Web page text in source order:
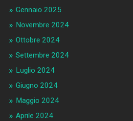
Gennaio 2025
Novembre 2024
Ottobre 2024
Settembre 2024
Luglio 2024
Giugno 2024
Maggio 2024
Aprile 2024